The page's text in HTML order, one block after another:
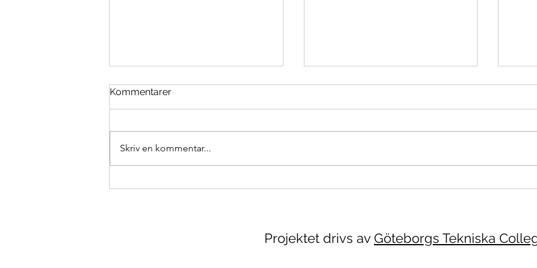
Vetenskapsfestivalen
Kommentarer
Skriv en kommentar...
Projektet drivs av Göteborgs Tekniska